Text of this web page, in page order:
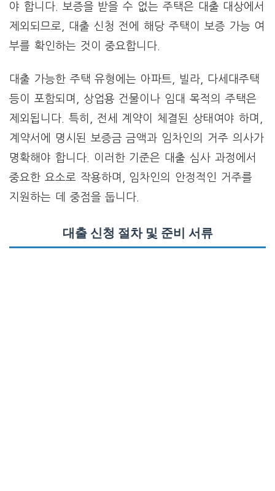
야 합니다. 보증을 받을 수 없는 주택은 대출 대상에서
제외되므로, 대출 신청 전에 해당 주택이 보증 가능 여
부를 확인하는 것이 중요합니다.
대출 가능한 주택 유형에는 아파트, 빌라, 다세대주택
등이 포함되며, 상업용 건물이나 임대 목적의 주택은
제외됩니다. 특히, 전세 계약이 체결된 상태여야 하며,
계약서에 명시된 보증금 금액과 임차인의 거주 의사가
명확해야 합니다. 이러한 기준은 대출 심사 과정에서
중요한 요소로 작용하며, 임차인의 안정적인 거주를
지원하는 데 중점을 둡니다.
대출 신청 절차 및 준비 서류